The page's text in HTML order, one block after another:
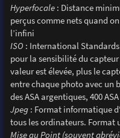
Hyperfocale: Distance
perçus comme nets quand
l’infini
ISO : International
pour la sensibilité du
valeur est élevée, plus le
entre chaque photo avec un
des ASA argentiques, 400 ASA
Jpeg: Format informatique
tous les ordinateurs. Format
Mise au Point (souvent